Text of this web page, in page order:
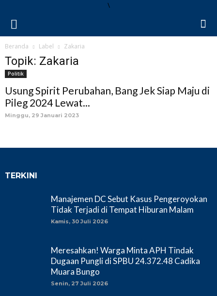
\
Beranda Label Zakaria
Topik: Zakaria
Politik
Usung Spirit Perubahan, Bang Jek Siap Maju di
Pileg 2024 Lewat...
Minggu, 29 Januari 2023
TERKINI
Manajemen DC Sebut Kasus Pengeroyokan
Tidak Terjadi di Tempat Hiburan Malam
Kamis, 30 Juli 2026
Meresahkan! Warga Minta APH Tindak
Dugaan Pungli di SPBU 24.372.48 Cadika
Muara Bungo
Senin, 27 Juli 2026